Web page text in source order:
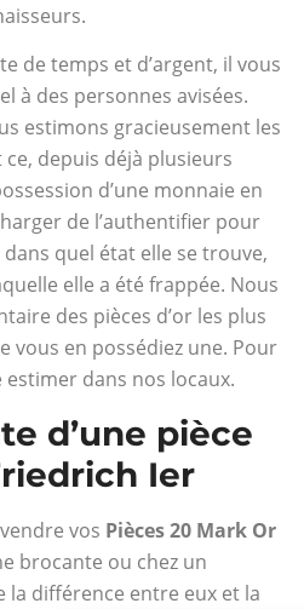
de temps et d’argent, il vous
à des personnes avisées.
estimons gracieusement les
depuis déjà plusieurs
d’une monnaie en
de l’authentifier pour
quel état elle se trouve,
elle a été frappée. Nous
des pièces d’or les plus
vous en possédiez une. Pour
dans nos locaux.
d’une pièce
Ier
vos Pièces 20 Mark Or
brocante ou chez un
la différence entre eux et la